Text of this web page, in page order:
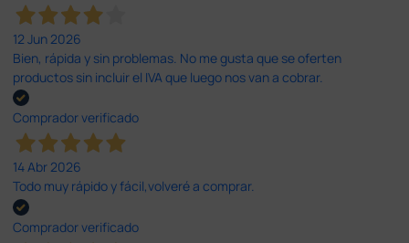
12 Jun 2026
Bien, rápida y sin problemas. No me gusta que se oferten
productos sin incluir el IVA que luego nos van a cobrar.
Comprador verificado
14 Abr 2026
Todo muy rápido y fácil,volveré a comprar.
Comprador verificado